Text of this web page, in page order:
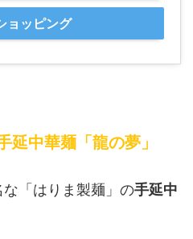
ョッピング
延中華麺「龍の夢」
「はりま製麺」の手延中